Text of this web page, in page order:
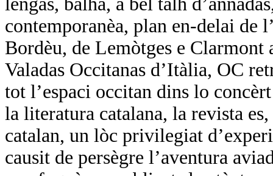
contemporanèa, plan en-delai de
Bordèu, de Lemòtges e Clarmont
Valadas Occitanas d’Itàlia, OC
tot l’espaci occitan dins lo
la literatura catalana, la revista
catalan, un lòc privilegiat
causit de persègre l’aventura